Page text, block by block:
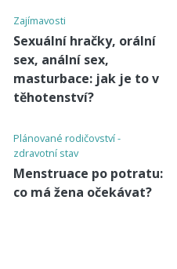
Zajímavosti
Sexuální hračky, orální
sex, anální sex,
masturbace: jak je to v
těhotenství?
Plánované rodičovství -
zdravotní stav
Menstruace po potratu:
co má žena očekávat?